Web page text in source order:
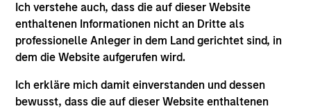
Ich verstehe auch, dass die auf dieser Website
enthaltenen Informationen nicht an Dritte als
professionelle Anleger in dem Land gerichtet sind, in
dem die Website aufgerufen wird.
Ich erkläre mich damit einverstanden und dessen
bewusst, dass die auf dieser Website enthaltenen
Kommanditisten Kapital auch attraktiven Fondsmanagern,
Sekundärmarktchancen und Co-Investments zu. Wir
suchen nach Situationen, in denen unser Know-how,
unsere Reputation und unser Zugang zu den beispiellosen
Ressourcen von Morgan Stanley es uns ermöglichen,
attraktive risikobereinigte Renditen zu erzielen.